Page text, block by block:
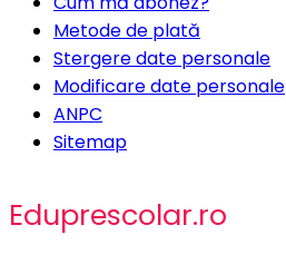
Metode de plată
Stergere date personale
Modificare date personale
ANPC
Sitemap
Eduprescolar.ro